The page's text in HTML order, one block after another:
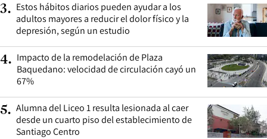
3. Estos hábitos diarios pueden ayudar a los
adultos mayores a reducir el dolor físico y la
depresión, según un estudio
4. Impacto de la remodelación de Plaza
Baquedano: velocidad de circulación cayó un
67%
5. Alumna del Liceo 1 resulta lesionada al caer
desde un cuarto piso del establecimiento de
Santiago Centro